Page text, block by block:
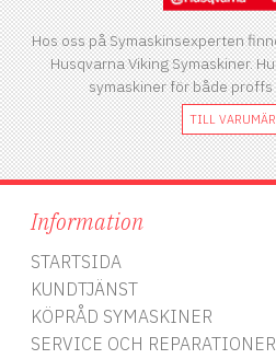
Hos oss på Symaskinsexperten
Husqvarna Viking Symaskiner.
symaskiner för både
TILL
Information
STARTSIDA
KUNDTJÄNST
KÖPRÅD SYMASKINER
SERVICE OCH REPARATIONER